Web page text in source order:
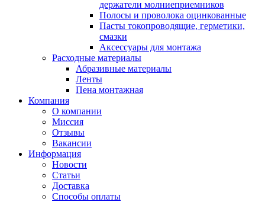
держатели молниеприемников
Полосы и проволока оцинкованные
Пасты токопроводящие, герметики,
смазки
Аксессуары для монтажа
Расходные материалы
Абразивные материалы
Ленты
Пена монтажная
Компания
О компании
Миссия
Отзывы
Вакансии
Информация
Новости
Статьи
Доставка
Способы оплаты